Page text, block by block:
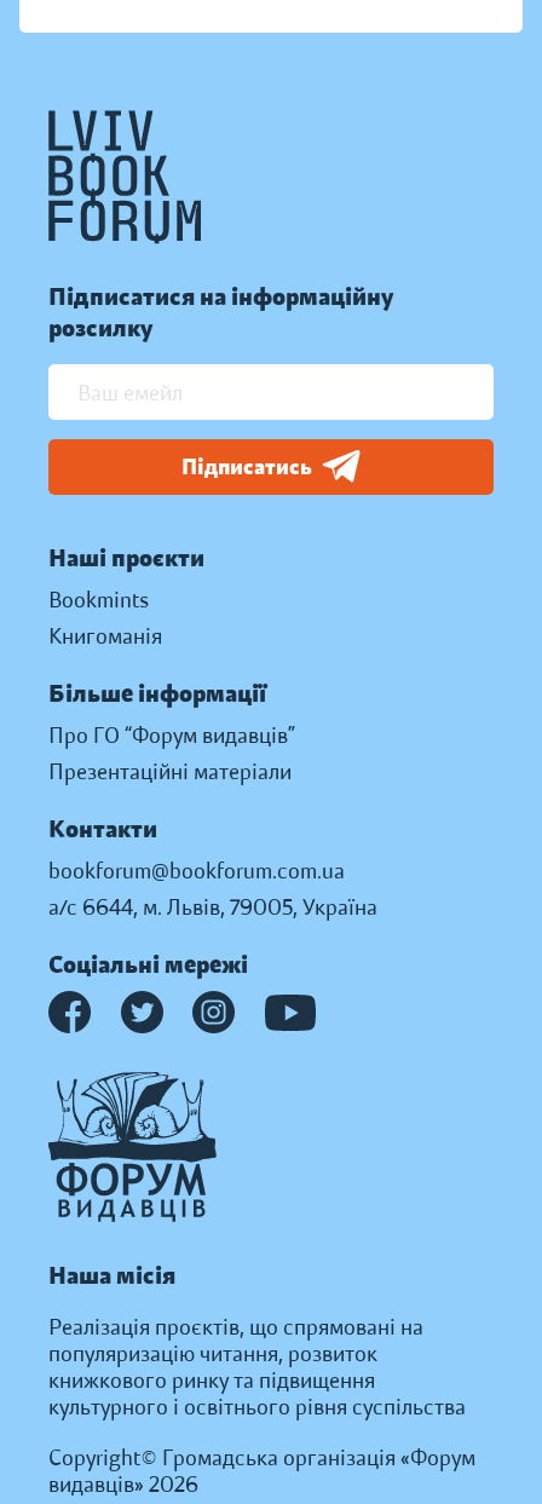
Підписатися на інформаційну
розсилку
Підписатись
Наші проєкти
Bookmints
Книгоманія
Більше інформації
Про ГО “Форум видавців”
Презентаційні матеріали
Контакти
bookforum@bookforum.com.ua
а/с 6644, м. Львів, 79005, Україна
Соціальні мережі
Наша місія
Реалізація проєктів, що спрямовані на
популяризацію читання, розвиток
книжкового ринку та підвищення
культурного і освітнього рівня суспільства
Copyright© Громадська організація «Форум
видавців» 2026